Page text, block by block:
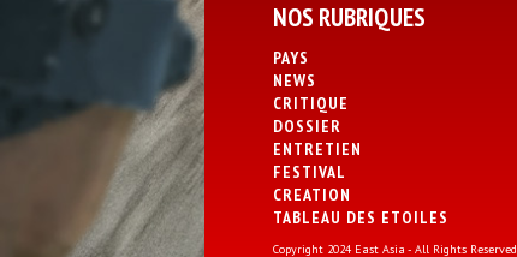
NOS RUBRIQUES
PAYS
NEWS
CRITIQUE
DOSSIER
ENTRETIEN
FESTIVAL
CREATION
TABLEAU DES ETOILES
Copyright 2024 East Asia - All Rights Reserved